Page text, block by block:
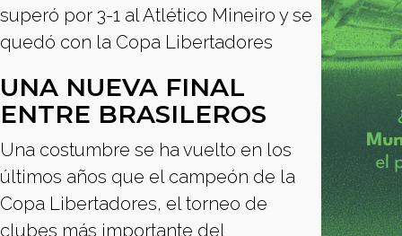
superó por 3-1 al Atlético Mineiro y se
quedó con la Copa Libertadores
UNA NUEVA FINAL
ENTRE BRASILEROS
Una costumbre se ha vuelto en los
últimos años que el campeón de la
Copa Libertadores, el torneo de
clubes más importante del